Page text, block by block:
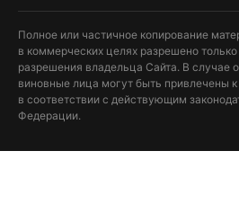
Полное или частичное копирование
в коммерческих целях разрешено
разрешения владельца Сайта. В случае
виновные лица могут быть привлечены к
в соответствии с действующим
Федерации.